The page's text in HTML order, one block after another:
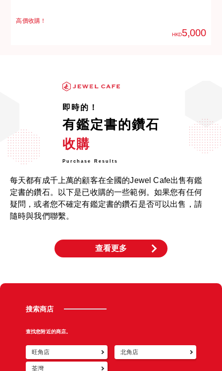
高價收購！
HKD5,000
即時的！
有鑑定書的鑽石
收購
Purchase Results
每天都有成千上萬的顧客在全國的Jewel Cafe出售有鑑
定書的鑽石。以下是已收購的一些範例。如果您有任何
疑問，或者您不確定有鑑定書的鑽石是否可以出售，請
隨時與我們聯繫。
查看更多
搜索商店
查找您附近的商店。
旺角店 北角店
荃灣